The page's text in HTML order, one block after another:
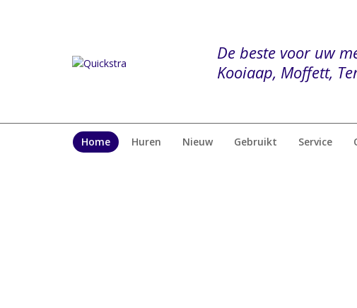
De beste voor uw
Kooiaap, Moffett,
Home Huren Nieuw Gebruikt Service